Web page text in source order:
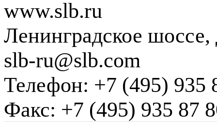
www.slb.ru
Ленинградское
slb-ru@slb.com
Телефон: +7 (495) 935
Факс: +7 (495) 935 87